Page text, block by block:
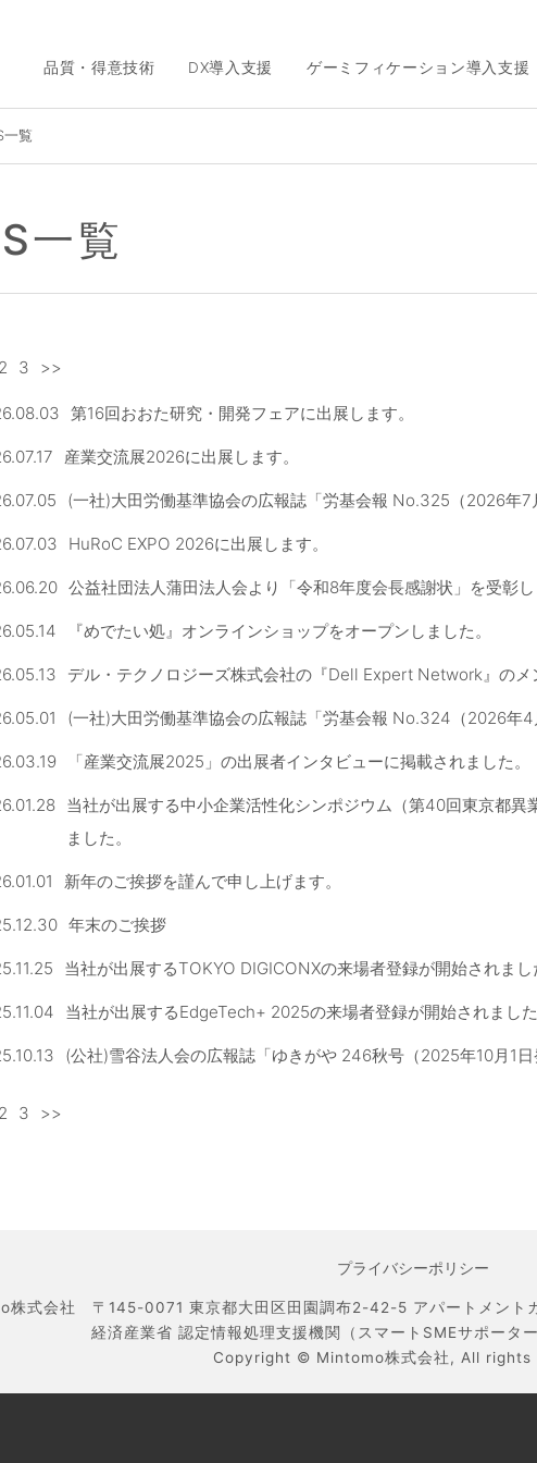
品質・得意技術 DX導入支援 ゲーミフィケーション導入支援
一覧
一覧
2 3 >>
第16回おおた研究・開発フェアに出展します。
産業交流展2026に出展します。
(一社)大田労働基準協会の広報誌「労基会報 No.325（2026年7
HuRoC EXPO 2026に出展します。
公益社団法人蒲田法人会より「令和8年度会長感謝状」を受彰し
『めでたい処』オンラインショップをオープンしました。
デル・テクノロジーズ株式会社の『Dell Expert Network』のメ
(一社)大田労働基準協会の広報誌「労基会報 No.324（2026年4
「産業交流展2025」の出展者インタビューに掲載されました。
当社が出展する中小企業活性化シンポジウム（第40回東京都
ました。
新年のご挨拶を謹んで申し上げます。
年末のご挨拶
当社が出展するTOKYO DIGICONXの来場者登録が開始されまし
当社が出展するEdgeTech+ 2025の来場者登録が開始されました
(公社)雪谷法人会の広報誌「ゆきがや 246秋号（2025年10月1日
2 3 >>
プライバシーポリシー
株式会社 〒145-0071 東京都大田区田園調布2-42-5 アパートメン
経済産業省 認定情報処理支援機関（スマートSMEサポー
Copyright © Mintomo株式会社, All rights